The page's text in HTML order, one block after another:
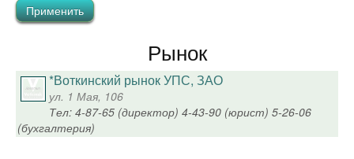
Рынок
*Воткинский рынок УПС, ЗАО
ул. 1 Мая, 106
Тел: 4-87-65 (директор) 4-43-90 (юрист) 5-26-06
(бухгалтерия)